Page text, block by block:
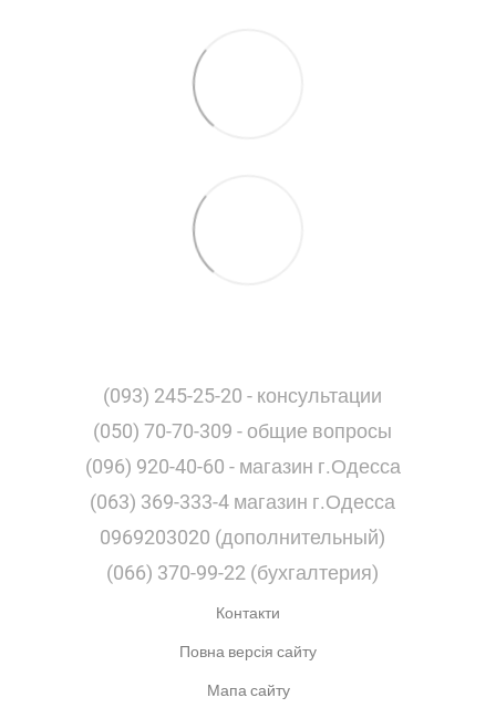
(093) 245-25-20 - консультации
(050) 70-70-309 - общие вопросы
(096) 920-40-60 - магазин г.Одесса
(063) 369-333-4 магазин г.Одесса
0969203020 (дополнительный)
(066) 370-99-22 (бухгалтерия)
Контакти
Повна версія сайту
Мапа сайту